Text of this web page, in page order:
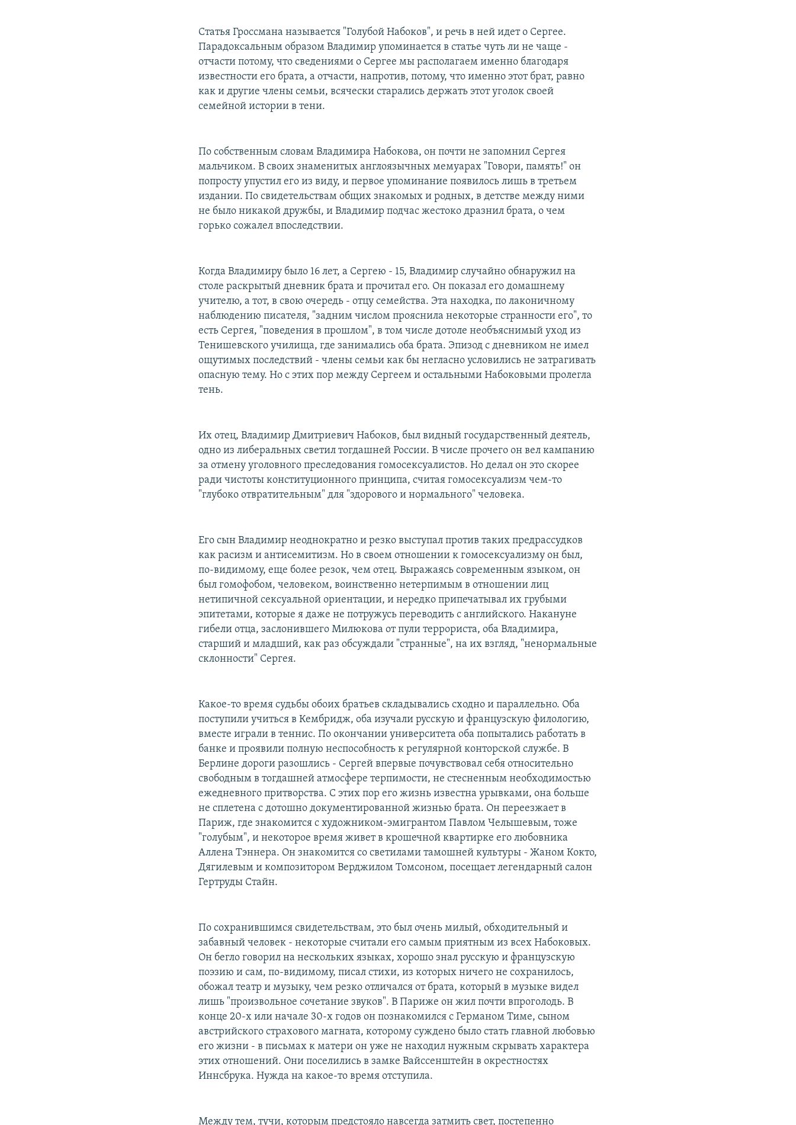
Статья Гроссмана называется "Голубой Набоков", и речь в ней идет о Сергее.
Парадоксальным образом Владимир упоминается в статье чуть ли не чаще -
отчасти потому, что сведениями о Сергее мы располагаем именно благодаря
известности его брата, а отчасти, напротив, потому, что именно этот брат, равно
как и другие члены семьи, всячески старались держать этот уголок своей
семейной истории в тени.
По собственным словам Владимира Набокова, он почти не запомнил Сергея
мальчиком. В своих знаменитых англоязычных мемуарах "Говори, память!" он
попросту упустил его из виду, и первое упоминание появилось лишь в третьем
издании. По свидетельствам общих знакомых и родных, в детстве между ними
не было никакой дружбы, и Владимир подчас жестоко дразнил брата, о чем
горько сожалел впоследствии.
Когда Владимиру было 16 лет, а Сергею - 15, Владимир случайно обнаружил на
столе раскрытый дневник брата и прочитал его. Он показал его домашнему
учителю, а тот, в свою очередь - отцу семейства. Эта находка, по лаконичному
наблюдению писателя, "задним числом прояснила некоторые странности его", то
есть Сергея, "поведения в прошлом", в том числе дотоле необъяснимый уход из
Тенишевского училища, где занимались оба брата. Эпизод с дневником не имел
ощутимых последствий - члены семьи как бы негласно условились не затрагивать
опасную тему. Но с этих пор между Сергеем и остальными Набоковыми пролегла
тень.
Их отец, Владимир Дмитриевич Набоков, был видный государственный деятель,
одно из либеральных светил тогдашней России. В числе прочего он вел кампанию
за отмену уголовного преследования гомосексуалистов. Но делал он это скорее
ради чистоты конституционного принципа, считая гомосексуализм чем-то
"глубоко отвратительным" для "здорового и нормального" человека.
Его сын Владимир неоднократно и резко выступал против таких предрассудков
как расизм и антисемитизм. Но в своем отношении к гомосексуализму он был,
по-видимому, еще более резок, чем отец. Выражаясь современным языком, он
был гомофобом, человеком, воинственно нетерпимым в отношении лиц
нетипичной сексуальной ориентации, и нередко припечатывал их грубыми
эпитетами, которые я даже не потружусь переводить с английского. Накануне
гибели отца, заслонившего Милюкова от пули террориста, оба Владимира,
старший и младший, как раз обсуждали "странные", на их взгляд, "ненормальные
склонности" Сергея.
Какое-то время судьбы обоих братьев складывались сходно и параллельно. Оба
поступили учиться в Кембридж, оба изучали русскую и французскую филологию,
вместе играли в теннис. По окончании университета оба попытались работать в
банке и проявили полную неспособность к регулярной конторской службе. В
Берлине дороги разошлись - Сергей впервые почувствовал себя относительно
свободным в тогдашней атмосфере терпимости, не стесненным необходимостью
ежедневного притворства. С этих пор его жизнь известна урывками, она больше
не сплетена с дотошно документированной жизнью брата. Он переезжает в
Париж, где знакомится с художником-эмигрантом Павлом Челышевым, тоже
"голубым", и некоторое время живет в крошечной квартирке его любовника
Аллена Тэннера. Он знакомится со светилами тамошней культуры - Жаном Кокто,
Дягилевым и композитором Верджилом Томсоном, посещает легендарный салон
Гертруды Стайн.
По сохранившимся свидетельствам, это был очень милый, обходительный и
забавный человек - некоторые считали его самым приятным из всех Набоковых.
Он бегло говорил на нескольких языках, хорошо знал русскую и французскую
поэзию и сам, по-видимому, писал стихи, из которых ничего не сохранилось,
обожал театр и музыку, чем резко отличался от брата, который в музыке видел
лишь "произвольное сочетание звуков". В Париже он жил почти впроголодь. В
конце 20-х или начале 30-х годов он познакомился с Германом Тиме, сыном
австрийского страхового магната, которому суждено было стать главной любовью
его жизни - в письмах к матери он уже не находил нужным скрывать характера
этих отношений. Они поселились в замке Вайссенштейн в окрестностях
Иннсбрука. Нужда на какое-то время отступила.
Между тем, тучи, которым предстояло навсегда затмить свет, постепенно